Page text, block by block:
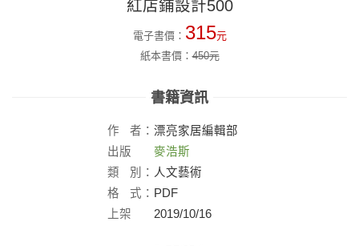
紅店鋪設計500
電子書價： 315元
紙本書價：450元
書籍資訊
作 者： 漂亮家居編輯部
出版
社：
麥浩斯
類
別： 人文藝術
格
式： PDF
上架
2019/10/16